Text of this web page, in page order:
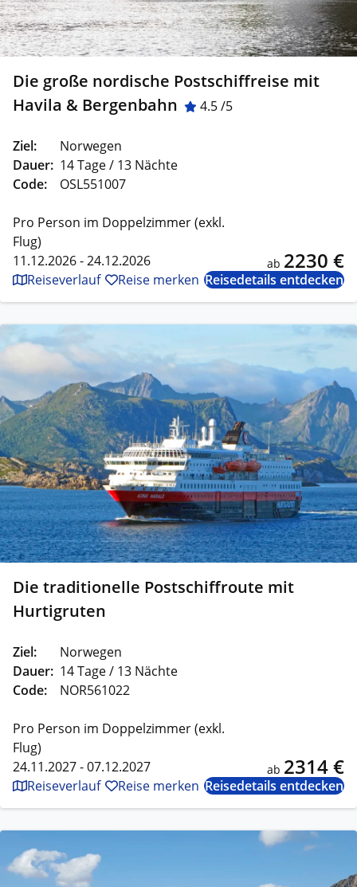
Die große nordische Postschiffreise mit
Havila & Bergenbahn
4.5 /5
Ziel:
Norwegen
Dauer: 14 Tage / 13 Nächte
Code:
OSL551007
Pro Person im Doppelzimmer (exkl.
Flug)
11.12.2026 - 24.12.2026
ab 2230 €
Reiseverlauf Reise merken Reisedetails entdecken
Die traditionelle Postschiffroute mit
Hurtigruten
Ziel:
Norwegen
Dauer: 14 Tage / 13 Nächte
Code:
NOR561022
Pro Person im Doppelzimmer (exkl.
Flug)
24.11.2027 - 07.12.2027
ab 2314 €
Reiseverlauf Reise merken Reisedetails entdecken